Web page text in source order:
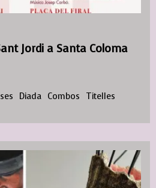
Jordi a Santa Coloma
Diada Combos Titelles